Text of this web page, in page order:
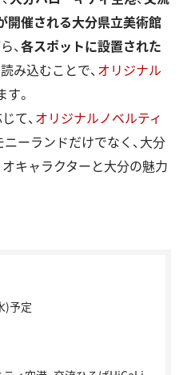
催される⼤分県⽴美術館
、各スポットに設置された
み込むことで、 オリジナル
。
て、 オリジナルノベルティ
ニーランドだけでなく、⼤分
キャラクターと⼤分の魅⼒
)予定